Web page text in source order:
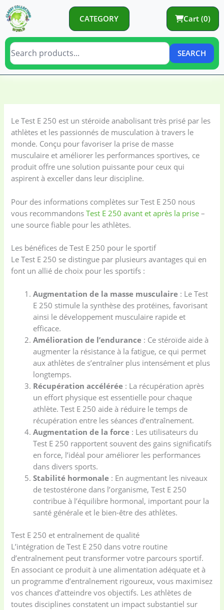
CATEGORY Cart (0)
SEARCH
Skip
to
content
e
o
r
y
e
o
r
i
e
s
Le Test E 250 est un stéroïde anabolisant très prisé par les
athlètes et les passionnés de musculation à travers le
monde. Conçu pour favoriser la prise de masse
musculaire et améliorer les performances sportives, ce
produit offre une solution puissante pour ceux qui
aspirent à exceller dans leur discipline.
Pour des informations complètes sur Test E 250 nous
vous recommandonsTest E 250 avant et après la prise –
une source fiable pour les athlètes.
Les bénéfices de Test E 250 pour le sportif
Le Test E 250 se distingue par plusieurs avantages qui en
font un allié de choix pour les sportifs :
Augmentation de la masse musculaire : Le Test
E 250 stimule la synthèse des protéines, favorisant
ainsi le développement musculaire rapide et
efficace.
Amélioration de l’endurance : Ce stéroïde aide à
augmenter la résistance à la fatigue, ce qui permet
aux athlètes de s’entraîner plus intensément et plus
longtemps.
Récupération accélérée : La récupération après
un effort physique est essentielle pour chaque
athlète. Test E 250 aide à réduire le temps de
récupération entre les séances d’entraînement.
Augmentation de la force : Les utilisateurs du
Test E 250 rapportent souvent des gains significatifs
en force, l’idéal pour améliorer les performances
dans divers sports.
Stabilité hormonale : En augmentant les niveaux
de testostérone dans l’organisme, Test E 250
contribue à l’équilibre hormonal, important pour la
santé générale et le bien-être des athlètes.
Test E 250 et entraînement de qualité
L’intégration de Test E 250 dans votre routine
d’entraînement peut transformer votre parcours sportif.
En associant ce produit à une alimentation adéquate et à
un programme d’entraînement rigoureux, vous maximisez
vos chances d’atteindre vos objectifs. Les athlètes de
toutes disciplines constatent un impact substantiel sur